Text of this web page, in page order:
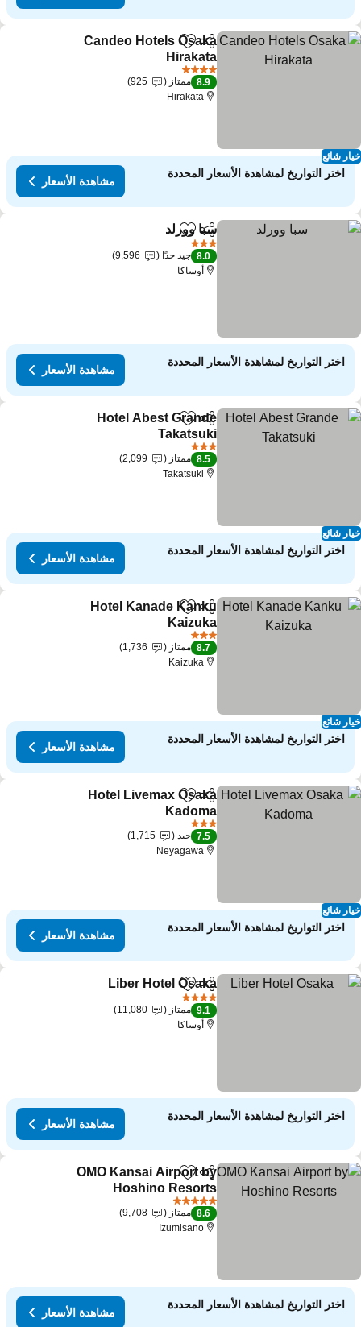
شائع
مشاركةAdd to favorites
Candeo Hotels Osaka
Hirakata
مشاهدة الأسعار
8.9 ممتاز
925
Hirakata
اختر التواريخ لمشاهدة الأسعار المحددة
مشاهدة الأسعار
مشاركةAdd to favorites
سبا وورلد
8.0 جيد جدًا
9,596
أوساكا
اختر التواريخ لمشاهدة الأسعار المحددة
مشاهدة الأسعار
شائع
مشاركةAdd to favorites
Hotel Abest Grande
Takatsuki
مشاهدة الأسعار
8.5 ممتاز
2,099
Takatsuki
اختر التواريخ لمشاهدة الأسعار المحددة
مشاهدة الأسعار
شائع
مشاركةAdd to favorites
Hotel Kanade Kanku
Kaizuka
مشاهدة الأسعار
8.7 ممتاز
1,736
Kaizuka
اختر التواريخ لمشاهدة الأسعار المحددة
مشاهدة الأسعار
شائع
مشاركةAdd to favorites
Hotel Livemax Osaka
Kadoma
مشاهدة الأسعار
7.5 جيد
1,715
Neyagawa
اختر التواريخ لمشاهدة الأسعار المحددة
مشاهدة الأسعار
مشاركةAdd to favorites
Liber Hotel Osaka
9.1 ممتاز
11,080
أوساكا
اختر التواريخ لمشاهدة الأسعار المحددة
مشاهدة الأسعار
مشاركةAdd to favorites
OMO Kansai Airport by
Hoshino Resorts
مشاهدة الأسعار
8.6 ممتاز
9,708
Izumisano
اختر التواريخ لمشاهدة الأسعار المحددة
مشاهدة الأسعار